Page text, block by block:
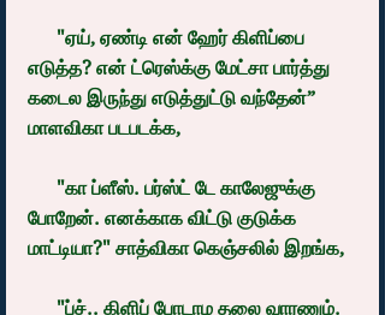
எடுத்த? என் ட்ரெஸ்க்கு மேட்சா பார்த்து
கடைல இருந்து எடுத்துட்டு வந்தேன்”
மாளவிகா படபடக்க,
போறேன். எனக்காக விட்டு குடுக்க
மாட்டியா?" சாத்விகா கெஞ்சலில் இறங்க,